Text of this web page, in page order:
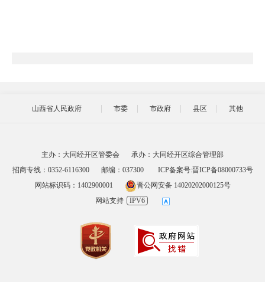
山西省人民政府 市委 市政府 县区 其他
主办：大同经开区管委会
承办：大同经开区综合管理部
招商专线：0352-6116300
邮编：037300
ICP备案号:晋ICP备08000733号
网站标识码：1402900001
晋公网安备 14020202000125号
网站支持
IPV6